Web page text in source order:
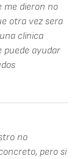
me dieron no
otra vez sera
clinica
puede ayudar
no
pero si